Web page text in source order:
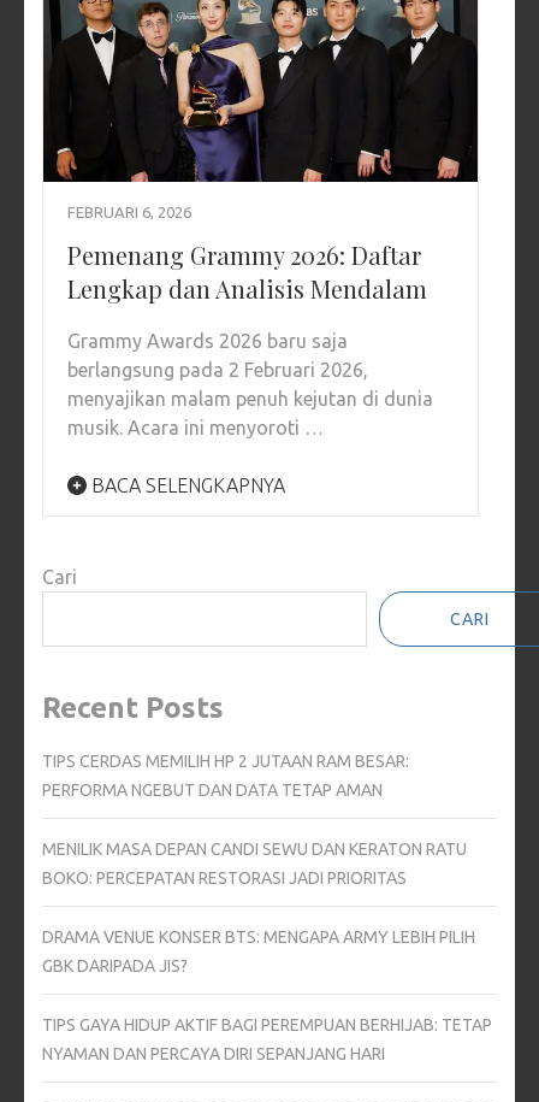
FEBRUARI 6, 2026
Pemenang Grammy 2026: Daftar
Lengkap dan Analisis Mendalam
Grammy Awards 2026 baru saja
berlangsung pada 2 Februari 2026,
menyajikan malam penuh kejutan di dunia
musik. Acara ini menyoroti …
BACA SELENGKAPNYA
Cari
CARI
Recent Posts
TIPS CERDAS MEMILIH HP 2 JUTAAN RAM BESAR:
PERFORMA NGEBUT DAN DATA TETAP AMAN
MENILIK MASA DEPAN CANDI SEWU DAN KERATON RATU
BOKO: PERCEPATAN RESTORASI JADI PRIORITAS
DRAMA VENUE KONSER BTS: MENGAPA ARMY LEBIH PILIH
GBK DARIPADA JIS?
TIPS GAYA HIDUP AKTIF BAGI PEREMPUAN BERHIJAB: TETAP
NYAMAN DAN PERCAYA DIRI SEPANJANG HARI